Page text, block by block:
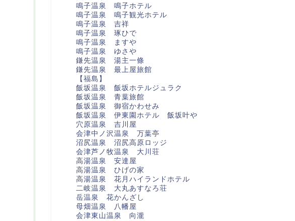
鳴子温泉 鳴子ホテル
鳴子温泉 鳴子観光ホテル
鳴子温泉 吉祥
鳴子温泉 琢ひで
鳴子温泉 ますや
鳴子温泉 ゆさや
鎌先温泉 湯主一條
鎌先温泉 最上屋旅館
【福島】
飯坂温泉 飯坂ホテルジュラク
飯坂温泉 青葉旅館
飯坂温泉 御宿かわせみ
飯坂温泉 伊東園ホテル 飯坂叶や
穴原温泉 吉川屋
会津中ノ沢温泉 万葉亭
沼尻温泉 沼尻高原ロッジ
会津芦ノ牧温泉 大川荘
高湯温泉 安達屋
高湯温泉 ひげの家
高湯温泉 花月ハイランドホテル
二岐温泉 大丸あすなろ荘
岳温泉 花かんざし
母畑温泉 八幡屋
会津東山温泉 向瀧